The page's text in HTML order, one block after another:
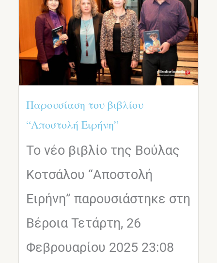
Παρουσίαση του βιβλίου
“Αποστολή Ειρήνη”
Το νέο βιβλίο της Βούλας
Κοτσάλου “Αποστολή
Ειρήνη” παρουσιάστηκε στη
Βέροια Τετάρτη, 26
Φεβρουαρίου 2025 23:08